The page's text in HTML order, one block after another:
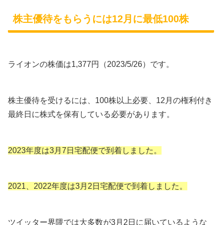
株主優待をもらうには12月に最低100株
ライオンの株価は1,377円（2023/5/26）です。
株主優待を受けるには、100株以上必要、12月の権利付き
最終日に株式を保有している必要があります。
2023年度は3月7日宅配便で到着しました。
2021、2022年度は3月2日宅配便で到着しました。
ツイッター界隈では大多数が3月2日に届いているような